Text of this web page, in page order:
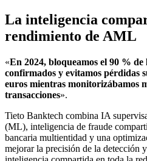
La inteligencia
rendimiento de AML
«En 2024, bloqueamos el 90 %
confirmados y evitamos pérdidas
euros mientras monitorizábamos
transacciones».
Tieto Banktech combina IA
(ML), inteligencia de fraude
bancaria multientidad y una
mejorar la precisión de la detección